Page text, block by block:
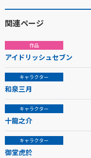
関連ページ
作品
アイドリッシュセブン
キャラクター
和泉三月
キャラクター
十龍之介
キャラクター
御堂虎於